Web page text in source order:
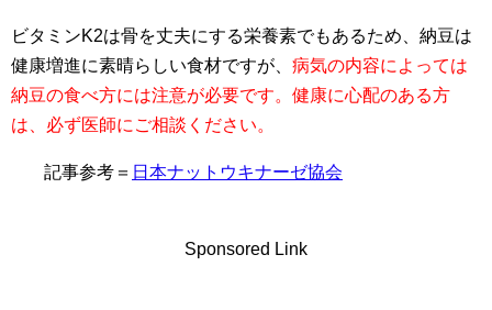
ビタミンK2は骨を丈夫にする栄養素でもあるため、納豆は
健康増進に素晴らしい食材ですが、 病気の内容によっては
納豆の食べ方には注意が必要です。健康に心配のある方
は、必ず医師にご相談ください。
記事参考＝ 日本ナットウキナーゼ協会
Sponsored Link